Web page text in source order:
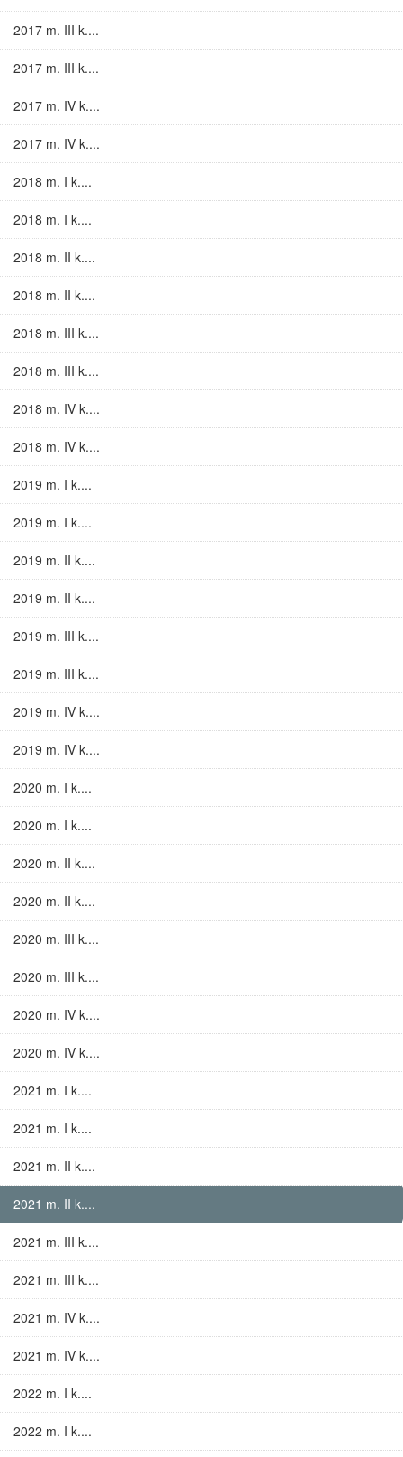
2017 m. III k....
2017 m. III k....
2017 m. IV k....
2017 m. IV k....
2018 m. I k....
2018 m. I k....
2018 m. II k....
2018 m. II k....
2018 m. III k....
2018 m. III k....
2018 m. IV k....
2018 m. IV k....
2019 m. I k....
2019 m. I k....
2019 m. II k....
2019 m. II k....
2019 m. III k....
2019 m. III k....
2019 m. IV k....
2019 m. IV k....
2020 m. I k....
2020 m. I k....
2020 m. II k....
2020 m. II k....
2020 m. III k....
2020 m. III k....
2020 m. IV k....
2020 m. IV k....
2021 m. I k....
2021 m. I k....
2021 m. II k....
2021 m. II k....
2021 m. III k....
2021 m. III k....
2021 m. IV k....
2021 m. IV k....
2022 m. I k....
2022 m. I k....